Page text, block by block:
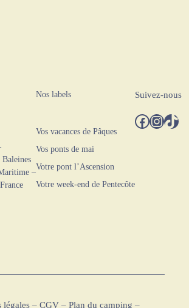
–
Nos labels
Vos vacances de Pâques
Vos ponts de mai
Votre pont l’Ascension
Votre week-end de Pentecôte
Suivez-nous
Facebook InstagramTikTok
légales – CGV – Plan du camping –